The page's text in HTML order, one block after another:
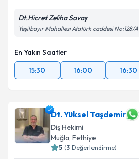
Dt.Hicret Zeliha Savaş
Yeşilbayır Mahallesi Atatürk caddesi No:128/A
En Yakın Saatler
15:30
16:00 16:30
Dt. Yüksel Taşdemir
Diş Hekimi
Muğla, Fethiye
5 (3 Değerlendirme)